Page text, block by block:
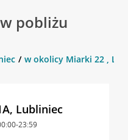
pobliżu
w okolicy Miarki 22 ,
Lubliniec
23:59